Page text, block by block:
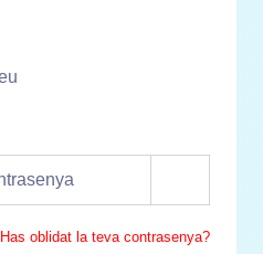
Has oblidat la teva contrasenya?